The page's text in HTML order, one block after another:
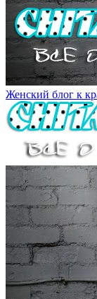
Женский блог к